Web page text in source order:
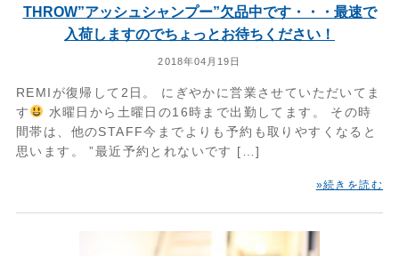
THROW”アッシュシャンプー”欠品中です・・・最速で
入荷しますのでちょっとお待ちください！
2018年04月19日
REMIが復帰して2日。 にぎやかに営業させていただいてま
す
水曜日から土曜日の16時まで出勤してます。 その時
間帯は、他のSTAFF今までよりも予約も取りやすくなると
思います。 ”最近予約とれないです […]
»続きを読む